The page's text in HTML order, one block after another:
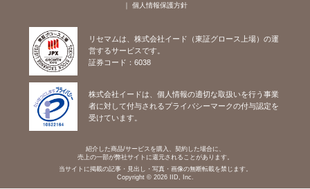
個人情報保護方針
リセマムは、株式会社イード（東証グロース上場）の運
営するサービスです。
証券コード：6038
株式会社イードは、個人情報の適切な取扱いを行う事業
者に対して付与されるプライバシーマークの付与認定を
受けています。
紹介した商品/サービスを購入、契約した場合に、
売上の一部が弊社サイトに還元されることがあります。
当サイトに掲載の記事・見出し・写真・画像の無断転載を禁じます。
Copyright © 2026 IID, Inc.